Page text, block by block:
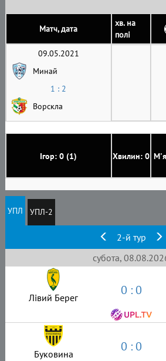
Матч, дата
хв. на
полі
Ігор: 0 (1) Хвилин: 0
09.05.2021
Минай
1 : 2
Ворскла
УПЛ УПЛ-2
2-й тур
субота,
Лівий Берег 0 : 0
Буковина 0 : 0